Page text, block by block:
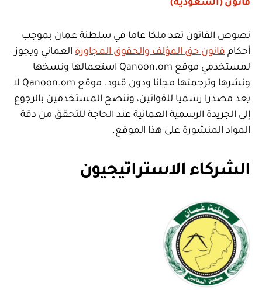
قانون (السعودية)
نصوص القانون تعد ملكا عاما في سلطنة عمان بموجب
أحكام قانون حق المؤلف والحقوق المجاورة العماني ويجوز
لمستخدمي موقع Qanoon.om استعمالها ونسخها
ونشرها وترجمتها مجانا ودون قيود. موقع Qanoon.om لا
يعد مصدرا رسميا للقوانين، وننصح المستخدمين بالرجوع
إلى الجريدة الرسمية العمانية عند الحاجة للتحقق من دقة
المواد المنشورة على هذا الموقع.
الشركاء الاستراتيجيون